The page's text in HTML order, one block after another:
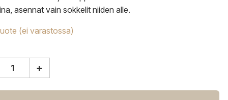
asennat vain sokkelit niiden alle.
(ei varastossa)
+